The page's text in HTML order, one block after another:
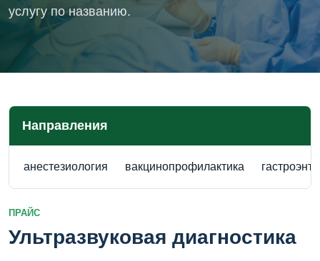
услугу по названию.
Направления
анестезиология вакцинопрофилактика
ПРАЙС
Ультразвуковая диагностика